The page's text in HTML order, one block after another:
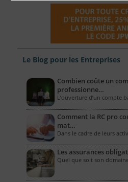
Le Blog pour les Entreprises
Combien coûte un
professionne…
L’ouverture d’un compte
Comment la RC pro
mat…
Dans le cadre de leurs
Les assurances
Quel que soit son